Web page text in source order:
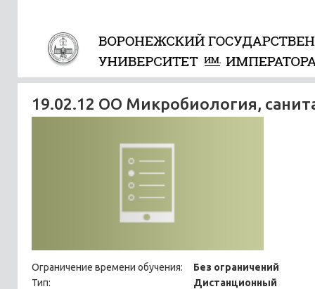
19.02.12 ОО Микробиология,
Ограничение времени обучения:
Без ограничений
Тип:
Дистанционный